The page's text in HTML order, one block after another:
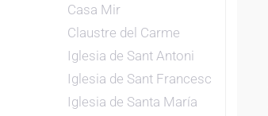
Casa Mir
Claustre del Carme
Iglesia de Sant Antoni
Iglesia de Sant Francesc
Iglesia de Santa María